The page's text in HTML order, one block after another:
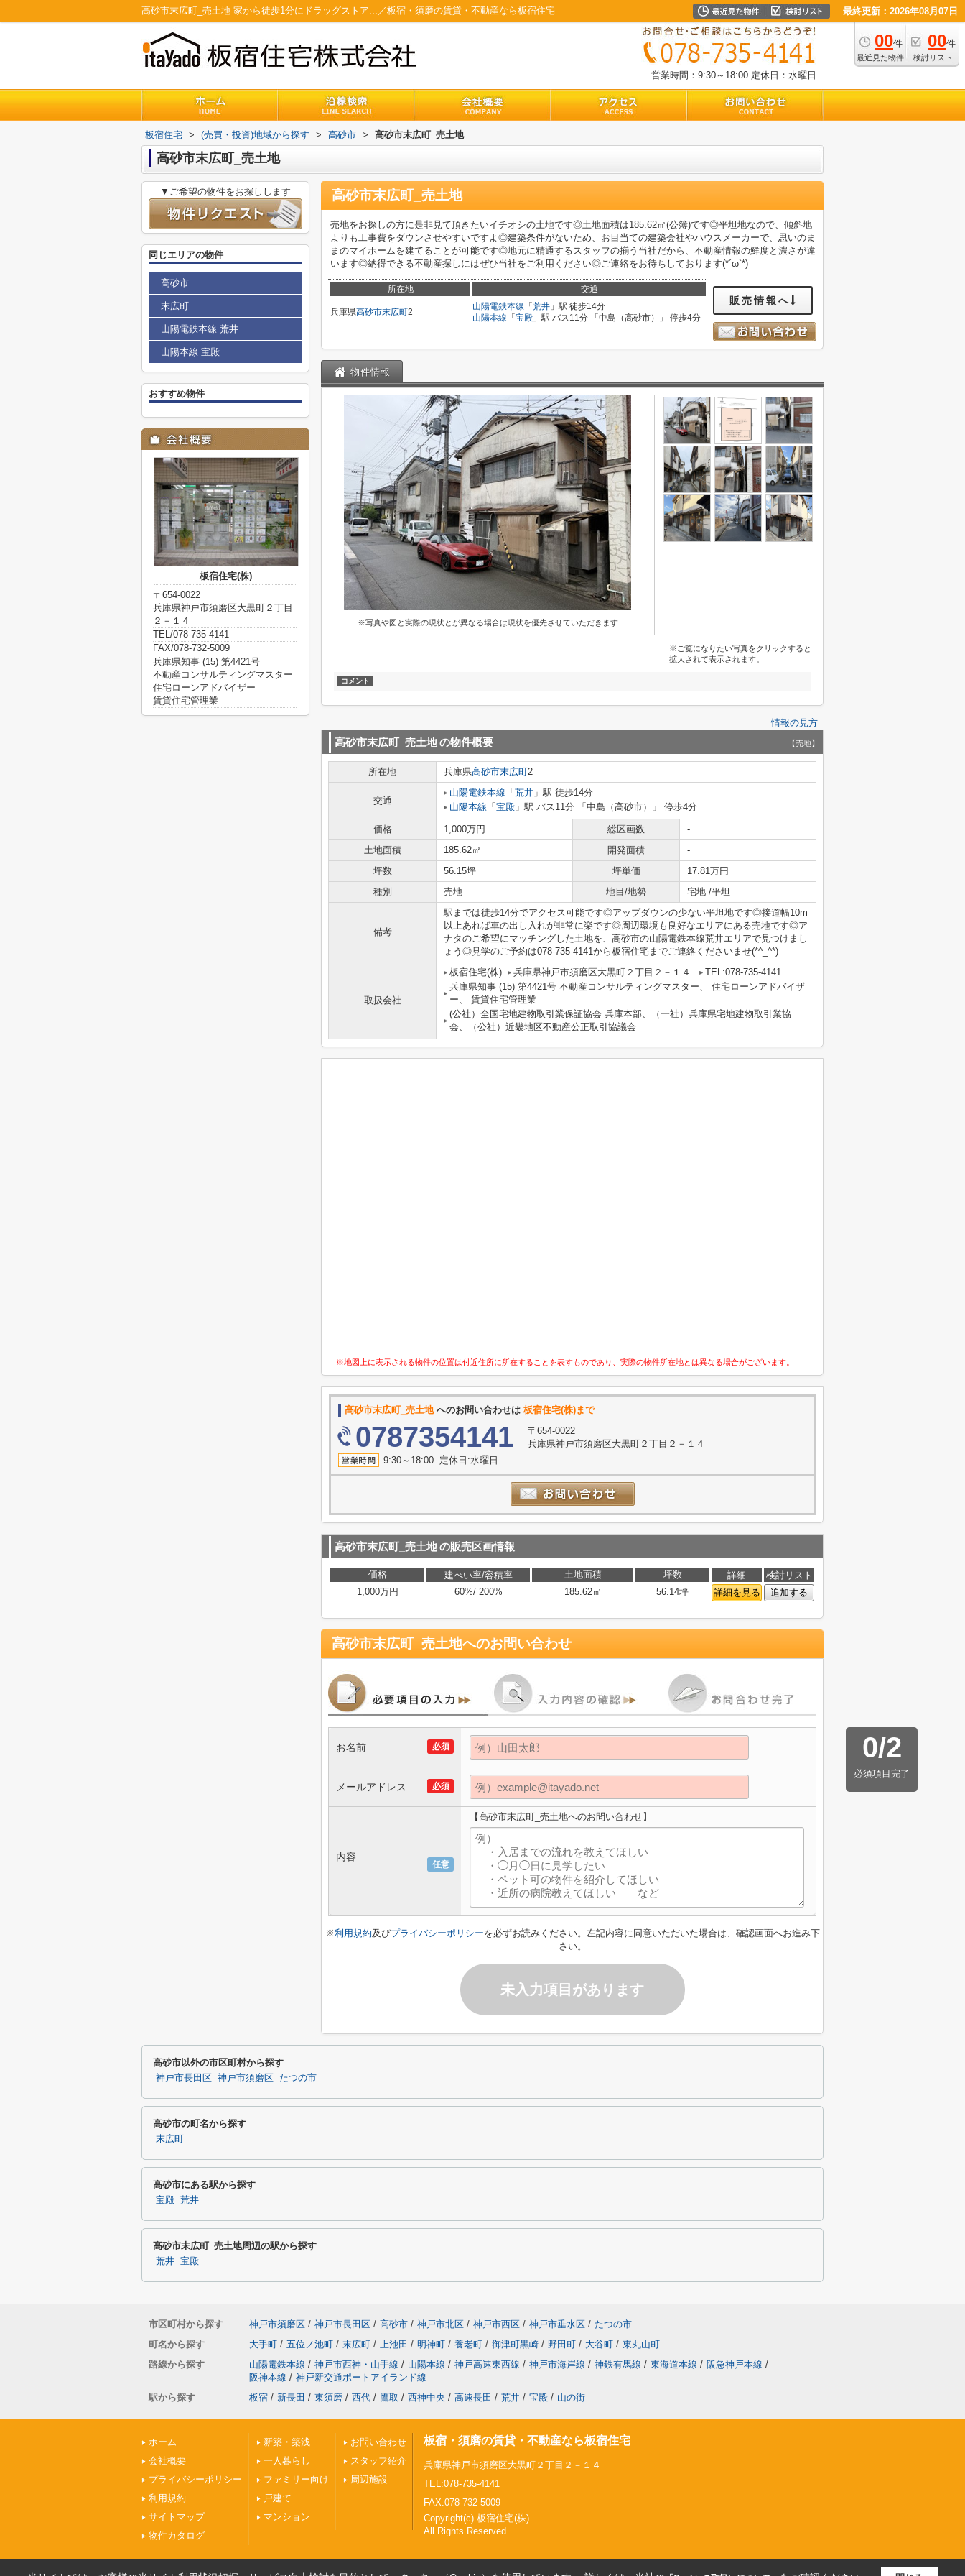
高砂市末広町_売土地 家から徒歩1分にドラッグストア...／板宿・須磨の賃貸・不動産なら板宿住宅 最終更新：2026年08月07日
00件
最近見た物件
00件
検討リスト
営業時間：9:30～18:00 定休日：水曜日
板宿住宅 > (売買・投資)地域から探す > 高砂市 > 高砂市末広町_売土地
高砂市末広町_売土地
高砂市末広町_売土地
売地をお探しの方に是非見て頂きたいイチオシの土地です◎土地面積は185.62㎡(公簿)です◎平坦地なので、傾斜地
よりも工事費をダウンさせやすいですよ◎建築条件がないため、お目当ての建築会社やハウスメーカーで、思いのま
まのマイホームを建てることが可能です◎地元に精通するスタッフの揃う当社だから、不動産情報の鮮度と濃さが違
います◎納得できる不動産探しにはぜひ当社をご利用ください◎ご連絡をお待ちしております(*´ω`*)
所在地 交通
兵庫県高砂市末広町2
山陽電鉄本線 「 荒井 」駅 徒歩14分
山陽本線 「 宝殿 」駅 バス11分 「中島（高砂市）」 停歩4分
販売情報へ
物件情報
※写真や図と実際の現状とが異なる場合は現状を優先させていただきます
※ご覧になりたい写真をクリックすると
拡大されて表示されます。
コメント
情報の見方
高砂市末広町_売土地の物件概要 【売地】
所在地 兵庫県高砂市末広町2
交通
山陽電鉄本線 「 荒井 」駅 徒歩14分
山陽本線 「 宝殿 」駅 バス11分 「中島（高砂市）」 停歩4分
価格 1,000万円 総区画数
-
土地面積
185.62㎡ 開発面積
-
坪数
56.15坪 坪単価
17.81万円
種別
売地 地目/地勢 宅地 /平坦
備考
駅までは徒歩14分でアクセス可能です◎アップダウンの少ない平坦地です◎接道幅10m
以上あれば車の出し入れが非常に楽です◎周辺環境も良好なエリアにある売地です◎ア
ナタのご希望にマッチングした土地を、高砂市の山陽電鉄本線荒井エリアで見つけまし
ょう◎見学のご予約は078-735-4141から板宿住宅までご連絡くださいませ(*^_^*)
取扱会社
板宿住宅(株) 兵庫県神戸市須磨区大黒町２丁目２－１４
TEL:078-735-4141
兵庫県知事 (15) 第4421号 不動産コンサルティングマスター、 住宅ローンアドバイザ
ー、 賃貸住宅管理業
(公社）全国宅地建物取引業保証協会 兵庫本部、（一社）兵庫県宅地建物取引業協
会、（公社）近畿地区不動産公正取引協議会
※地図上に表示される物件の位置は付近住所に所在することを表すものであり、実際の物件所在地とは異なる場合がございます。
高砂市末広町_売土地へのお問い合わせは 板宿住宅(株)まで
0787354141
〒654-0022
兵庫県神戸市須磨区大黒町２丁目２－１４
9:30～18:00 定休日:水曜日
高砂市末広町_売土地の販売区画情報
価格 建ぺい率/容積率 土地面積 坪数 詳細
検討リスト
1,000万円
60%/ 200% 185.62㎡ 56.14坪 詳細を見る 追加する
高砂市末広町_売土地へのお問い合わせ
0/2
必須項目完了
必須
お名前
必須
メールアドレス
任意
内容
【高砂市末広町_売土地へのお問い合わせ】
※利用規約及びプライバシーポリシーを必ずお読みください。左記内容に同意いただいた場合は、確認画面へお進み下
さい。
未入力項目があります
▼ご希望の物件をお探しします
同じエリアの物件
高砂市
末広町
山陽電鉄本線 荒井
山陽本線 宝殿
おすすめ物件
板宿住宅(株)
〒654-0022
兵庫県神戸市須磨区大黒町２丁目
２－１４
TEL/078-735-4141
FAX/078-732-5009
兵庫県知事 (15) 第4421号
不動産コンサルティングマスター
住宅ローンアドバイザー
賃貸住宅管理業
高砂市以外の市区町村から探す
神戸市長田区 神戸市須磨区 たつの市
高砂市の町名から探す
末広町
高砂市にある駅から探す
宝殿 荒井
高砂市末広町_売土地周辺の駅から探す
荒井 宝殿
市区町村から探す 神戸市須磨区 / 神戸市長田区 / 高砂市 / 神戸市北区 / 神戸市西区 / 神戸市垂水区 / たつの市
町名から探す
大手町 / 五位ノ池町 / 末広町 / 上池田 / 明神町 / 養老町 / 御津町黒崎 / 野田町 / 大谷町 / 東丸山町
路線から探す
山陽電鉄本線 / 神戸市西神・山手線 / 山陽本線 / 神戸高速東西線 / 神戸市海岸線 / 神鉄有馬線 / 東海道本線 / 阪急神戸本線 /
阪神本線 / 神戸新交通ポートアイランド線
駅から探す
板宿 / 新長田 / 東須磨 / 西代 / 鷹取 / 西神中央 / 高速長田 / 荒井 / 宝殿 / 山の街
ホーム
会社概要
プライバシーポリシー
利用規約
サイトマップ
物件カタログ
新築・築浅
一人暮らし
ファミリー向け
戸建て
マンション
お問い合わせ
スタッフ紹介
周辺施設
板宿・須磨の賃貸・不動産なら板宿住宅
兵庫県神戸市須磨区大黒町２丁目２－１４
TEL:078-735-4141
FAX:078-732-5009
Copyright(c) 板宿住宅(株)
All Rights Reserved.